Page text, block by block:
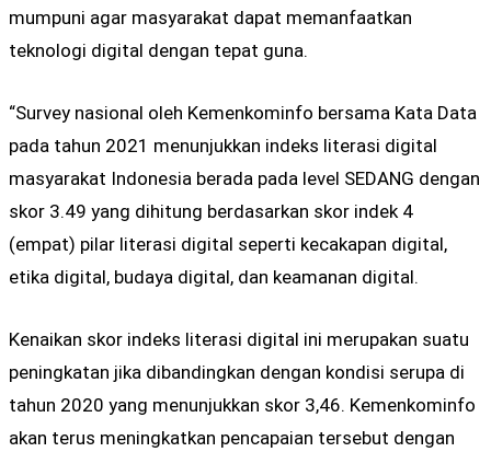
mumpuni agar masyarakat dapat memanfaatkan
teknologi digital dengan tepat guna.
“Survey nasional oleh Kemenkominfo bersama Kata Data
pada tahun 2021 menunjukkan indeks literasi digital
masyarakat Indonesia berada pada level SEDANG dengan
skor 3.49 yang dihitung berdasarkan skor indek 4
(empat) pilar literasi digital seperti kecakapan digital,
etika digital, budaya digital, dan keamanan digital.
Kenaikan skor indeks literasi digital ini merupakan suatu
peningkatan jika dibandingkan dengan kondisi serupa di
tahun 2020 yang menunjukkan skor 3,46. Kemenkominfo
akan terus meningkatkan pencapaian tersebut dengan